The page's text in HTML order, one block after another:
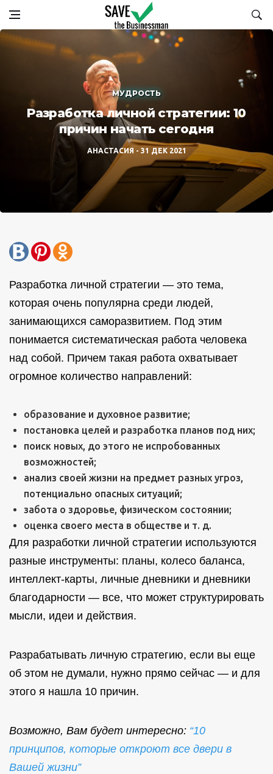
МУДРОСТЬ
Разработка личной стратегии: 10
причин начать сегодня
АНАСТАСИЯ 31 ДЕК 2021
Разработка личной стратегии — это тема,
которая очень популярна среди людей,
занимающихся саморазвитием. Под этим
понимается систематическая работа человека
над собой. Причем такая работа охватывает
огромное количество направлений:
образование и духовное развитие;
постановка целей и разработка планов под них;
поиск новых, до этого не испробованных
возможностей;
анализ своей жизни на предмет разных угроз,
потенциально опасных ситуаций;
забота о здоровье, физическом состоянии;
оценка своего места в обществе и т. д.
Для разработки личной стратегии используются
разные инструменты: планы, колесо баланса,
интеллект-карты, личные дневники и дневники
благодарности — все, что может структурировать
мысли, идеи и действия.
Разрабатывать личную стратегию, если вы еще
об этом не думали, нужно прямо сейчас — и для
этого я нашла 10 причин.
Возможно, Вам будет интересно: “10
принципов, которые откроют все двери в
Вашей жизни”